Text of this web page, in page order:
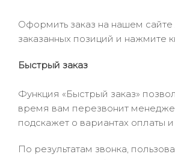
Оформить заказ на нашем сайте
заказанных позиций и нажмите
Быстрый заказ
Функция «Быстрый заказ»
время вам перезвонит
подскажет о вариантах оплаты и
По результатам звонка,